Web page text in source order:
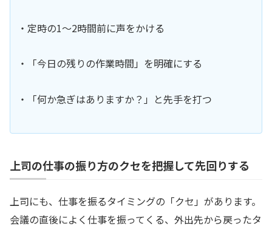
・定時の1〜2時間前に声をかける
・「今日の残りの作業時間」を明確にする
・「何か急ぎはありますか？」と先手を打つ
上司の仕事の振り方のクセを把握して先回りする
上司にも、仕事を振るタイミングの「クセ」があります。
会議の直後によく仕事を振ってくる、外出先から戻ったタ